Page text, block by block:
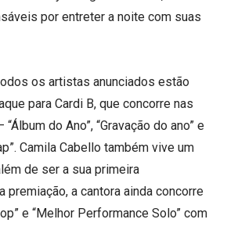
por entreter a noite com suas
os artistas anunciados estão
para Cardi B, que concorre nas
do Ano”, “Gravação do ano” e
Camila Cabello também vive um
de ser a sua primeira
premiação, a cantora ainda concorre
e “Melhor Performance Solo” com